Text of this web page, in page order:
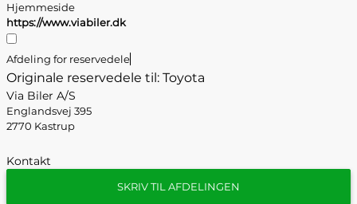
Hjemmeside
https://www.viabiler.dk
Afdeling for reservedele
Originale reservedele til: Toyota
Via Biler A/S
Englandsvej 395
2770 Kastrup
Kontakt
SKRIV TIL AFDELINGEN